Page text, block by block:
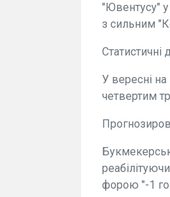
"Ювентусу" у
з сильним
Статистичні
У вересні
четвертим
форою "-1